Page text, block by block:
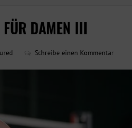
DAMEN III
Schreibe einen Kommentar